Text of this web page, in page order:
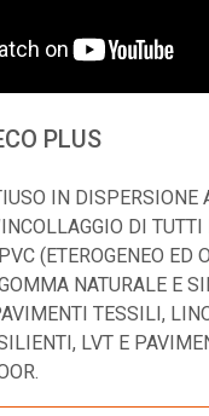
PLUS
IN DISPERSIONE
DI
(ETEROGENEO ED
NATURALE E
TESSILI,
LVT E